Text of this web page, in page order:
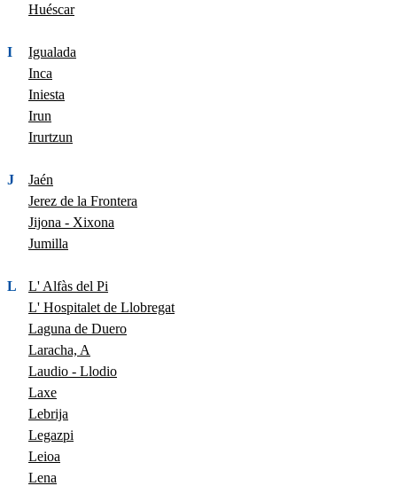
Huéscar
I
Igualada
Inca
Iniesta
Irun
Irurtzun
J
Jaén
Jerez de la Frontera
Jijona - Xixona
Jumilla
L
L' Alfàs del Pi
L' Hospitalet de Llobregat
Laguna de Duero
Laracha, A
Laudio - Llodio
Laxe
Lebrija
Legazpi
Leioa
Lena